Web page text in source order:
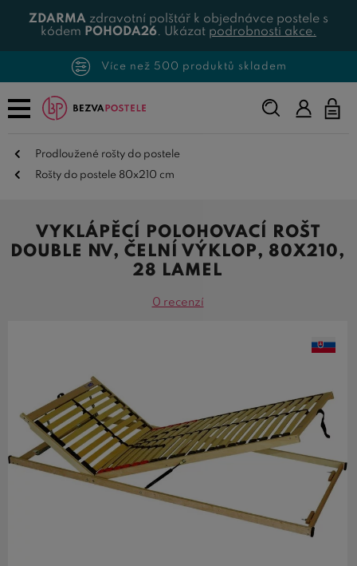
ZDARMA zdravotní polštář k objednávce postele s
kódem POHODA26. Ukázat podrobnosti akce.
Více než 500 produktů skladem
Napište,
co
Prodloužené rošty do postele
Rošty do postele 80x210 cm
VYKLÁPĚCÍ POLOHOVACÍ ROŠT
DOUBLE NV, ČELNÍ VÝKLOP, 80X210,
28 LAMEL
0 recenzí